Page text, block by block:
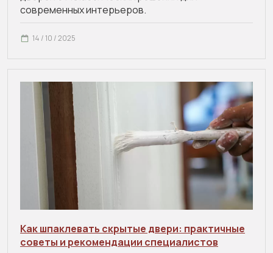
современных интерьеров.
14 / 10 / 2025
Как шпаклевать скрытые двери: практичные
советы и рекомендации специалистов